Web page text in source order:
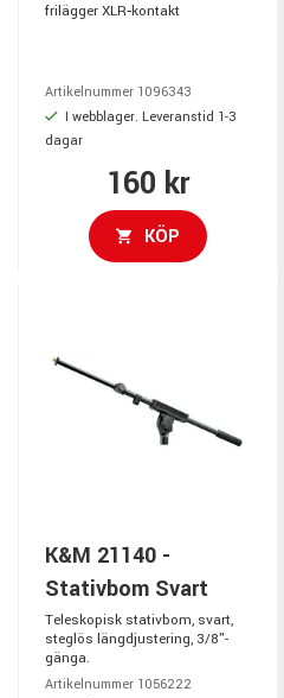
frilägger XLR‑kontakt
Artikelnummer 1096343
I webblager. Leveranstid 1-3
dagar
160 kr
KÖP
K&M 21140 -
Stativbom Svart
Teleskopisk stativbom, svart,
steglös längdjustering, 3/8"-
gänga.
Artikelnummer 1056222